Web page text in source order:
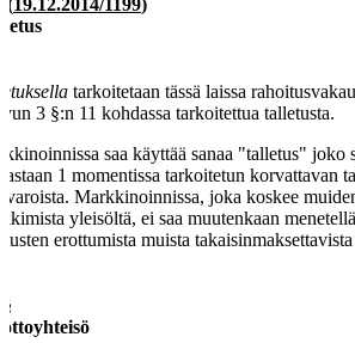
tarkoitetaan tässä laissa
3 §:n 11 kohdassa tarkoitettua talletusta.
saa käyttää sanaa "talletus" joko
1 momentissa tarkoitetun korvattavan
Markkinoinnissa, joka koskee
yleisöltä, ei saa muutenkaan
erottumista muista